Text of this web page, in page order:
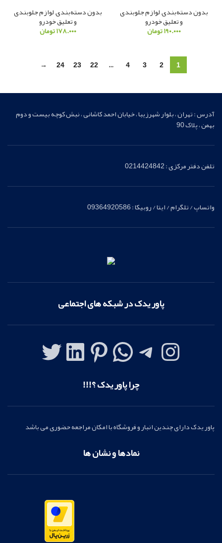
بدون دسته‌بندی,لوازم جلوبندی
و تعلیق خودرو
۱۹۰.۰۰۰تومان
بدون دسته‌بندی,لوازم جلوبندی
و تعلیق خودرو
۱۷۸.۰۰۰تومان
1
2
3
4
…
22
23
24
→
آدرس : تهران ، بلوار شهرزیبا ، خیابان احمد کاشانی ، نبش کوچه بیست و دوم
بهمن ، پلاک 90
تلفن دفتر مرکزی : 0214424842
واتساپ / تلگرام / ایتا / روبیکا : 09364920586
پاور یدک در شبکه های اجتماعی
چرا پاور یدک ؟!!!
پاور یدک دارای چندین انبار و فروشگاه با امکان مراجعه حضوری می باشد
نمادها و نشان ها